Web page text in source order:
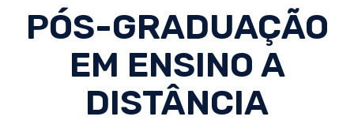
PÓS-GRADUAÇÃO
EM ENSINO A
DISTÂNCIA